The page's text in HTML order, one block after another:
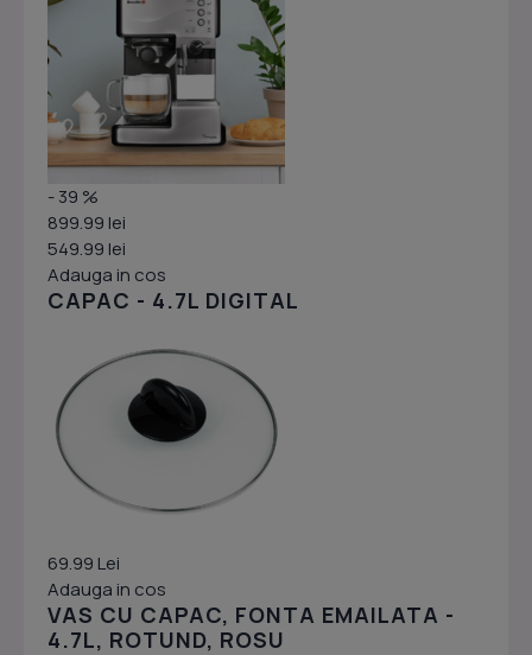
- 39 %
899.99 lei
549.99 lei
Adauga in cos
CAPAC - 4.7L DIGITAL
69.99 Lei
Adauga in cos
VAS CU CAPAC, FONTA EMAILATA -
4.7L, ROTUND, ROSU